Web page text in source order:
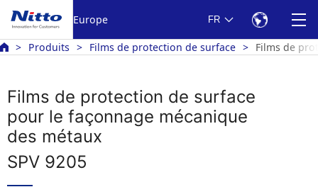
Europe FR
Produits Films de protection de surface Films de
Films de protection de surface
pour le façonnage mécanique
des métaux
SPV 9205